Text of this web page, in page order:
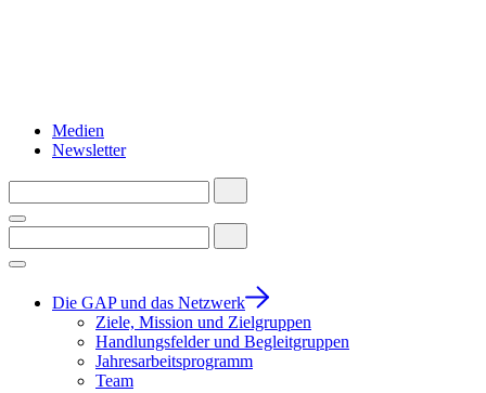
Medien
Newsletter
Die GAP und das Netzwerk
Ziele, Mission und Zielgruppen
Handlungsfelder und Begleitgruppen
Jahresarbeitsprogramm
Team